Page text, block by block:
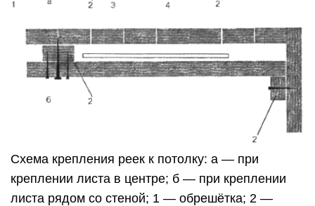
Схема крепления реек к потолку: а — при
креплении листа в центре; б — при креплении
листа рядом со стеной; 1 — обрешётка; 2 —